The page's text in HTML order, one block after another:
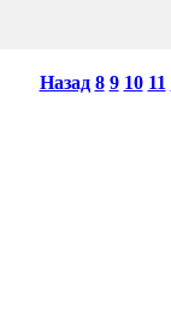
Назад 8 9 10 11